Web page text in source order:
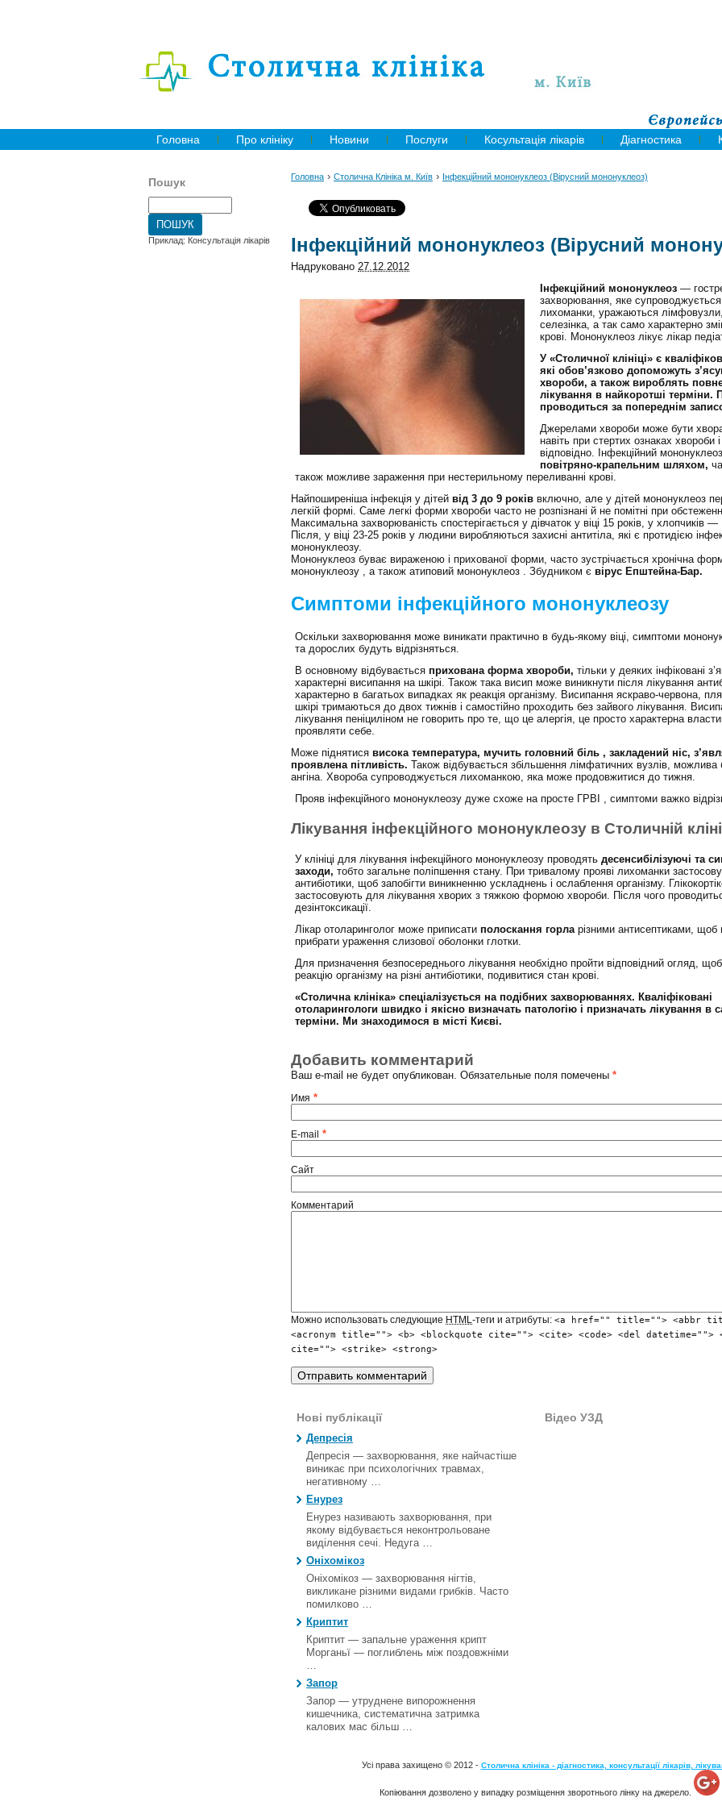
Головна Про клініку Новини Послуги Косультація лікарів Діагностика
Пошук
Приклад: Консультація лікарів
Головна › Столична Клініка м. Київ › Інфекційний мононуклеоз (Вірусний мононуклеоз)
Інфекційний мононуклеоз (Вірусний
Надруковано 27.12.2012
Інфекційний мононуклеоз —
захворювання, яке супроводжується
лихоманки, уражаються лімфовузли,
селезінка, а так само характерно
крові. Мононуклеоз лікує лікар
У «Столичної клініці» є
які обов’язково допоможуть
хвороби, а також вироблять
лікування в найкоротші терміни.
проводиться за попереднім
Джерелами хвороби може бути
навіть при стертих ознаках хвороби і
відповідно. Інфекційний мононуклеоз
повітряно-крапельним шляхом,
також можливе зараження при нестерильному переливанні крові.
Найпоширеніша інфекція у дітей від 3 до 9 років включно, але у дітей мононуклеоз
легкій формі. Саме легкі форми хвороби часто не розпізнані й не помітні при
Максимальна захворюваність спостерігається у дівчаток у віці 15 років, у хлопчиків —
Після, у віці 23-25 років у людини виробляються захисні антитіла, які є протидією
мононуклеозу.
Мононуклеоз буває вираженою і прихованої форми, часто зустрічається хронічна
мононуклеозу , а також атиповий мононуклеоз . Збудником є вірус Епштейна-Бар.
Симптоми інфекційного мононуклеозу
Оскільки захворювання може виникати практично в будь-якому віці, симптоми
та дорослих будуть відрізняться.
В основному відбувається прихована форма хвороби, тільки у деяких інфіковані
характерні висипання на шкірі. Також така висип може виникнути після лікування
характерно в багатьох випадках як реакція організму. Висипання яскраво-червона,
шкірі тримаються до двох тижнів і самостійно проходить без зайвого лікування.
лікування пеніциліном не говорить про те, що це алергія, це просто характерна
проявляти себе.
Може піднятися висока температура, мучить головний біль , закладений ніс,
проявлена пітливість. Також відбувається збільшення лімфатичних вузлів, можлива
ангіна. Хвороба супроводжується лихоманкою, яка може продовжитися до тижня.
Прояв інфекційного мононуклеозу дуже схоже на просте ГРВІ , симптоми важко
Лікування інфекційного мононуклеозу в Столичній
У клініці для лікування інфекційного мононуклеозу проводять десенсибілізуючі та
заходи, тобто загальне поліпшення стану. При тривалому прояві лихоманки
антибіотики, щоб запобігти виникненню ускладнень і ослаблення організму.
застосовують для лікування хворих з тяжкою формою хвороби. Після чого
дезінтоксикації.
Лікар отоларинголог може приписати полоскання горларізними антисептиками, щоб
прибрати ураження слизової оболонки глотки.
Для призначення безпосереднього лікування необхідно пройти відповідний огляд,
реакцію організму на різні антибіотики, подивитися стан крові.
«Столична клініка» спеціалізується на подібних захворюваннях. Кваліфіковані
отоларингологи швидко і якісно визначать патологію і призначать лікування в
терміни. Ми знаходимося в місті Києві.
Добавить комментарий
Ваш e-mail не будет опубликован. Обязательные поля помечены *
Имя *
E-mail *
Сайт
Комментарий
Можно использовать следующие HTML-теги и атрибуты: <a href="" title=""> <abbr
<acronym title=""> <b> <blockquote cite=""> <cite> <code> <del datetime="">
cite=""> <strike> <strong>
Нові публікації
Депресія
Депресія — захворювання, яке найчастіше
виникає при психологічних травмах,
негативному …
Енурез
Енурез називають захворювання, при
якому відбувається неконтрольоване
виділення сечі. Недуга …
Оніхомікоз
Оніхомікоз — захворювання нігтів,
викликане різними видами грибків. Часто
помилково …
Криптит
Криптит — запальне ураження крипт
Морганьї — поглиблень між поздовжніми
…
Запор
Запор — утруднене випорожнення
кишечника, систематична затримка
калових мас більш …
Відео УЗД
Усі права захищено © 2012 - Столична клініка - діагностика, консультації лікарів,
Копіювання дозволено у випадку розміщення зворотнього лінку на джерело.